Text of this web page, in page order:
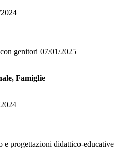
genitori 07/01/2025
Famiglie
progettazioni didattico-educative